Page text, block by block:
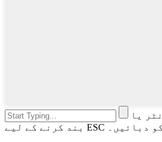
یا
بند کرنے کے لیے ESC کو دبائیں۔